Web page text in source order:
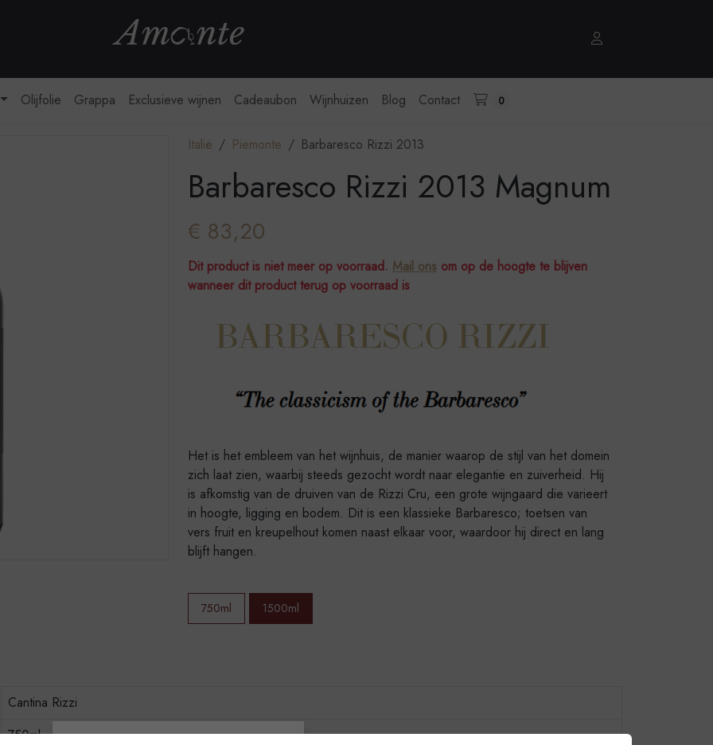
Olijfolie Grappa Exclusieve wijnen Cadeaubon Wijnhuizen Blog Contact 0
Italië Piemonte Barbaresco Rizzi 2013
Barbaresco Rizzi 2013 Magnum
€ 83,20
Dit product is niet meer op voorraad. Mail ons om op de hoogte te blijven
wanneer dit product terug op voorraad is
Het is het embleem van het wijnhuis, de manier waarop de stijl van het domein
zich laat zien, waarbij steeds gezocht wordt naar elegantie en zuiverheid. Hij
is afkomstig van de druiven van de Rizzi Cru, een grote wijngaard die varieert
in hoogte, ligging en bodem. Dit is een klassieke Barbaresco; toetsen van
vers fruit en kreupelhout komen naast elkaar voor, waardoor hij direct en lang
blijft hangen.
750ml 1500ml
Cantina Rizzi
750ml